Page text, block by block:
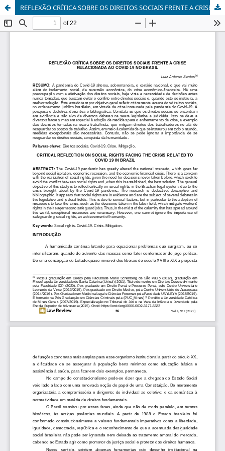
REFLEXÃO CRÍTICA SOBRE OS DIREITOS SOCIAIS FRENTE A CRISE RELACIONADA AO COVID 19 NO BRASIL_1